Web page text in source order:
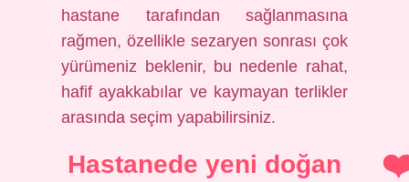
hastane tarafından sağlanmasına
rağmen, özellikle sezaryen sonrası çok
yürümeniz beklenir, bu nedenle rahat,
hafif ayakkabılar ve kaymayan terlikler
arasında seçim yapabilirsiniz.
Hastanede yeni doğan